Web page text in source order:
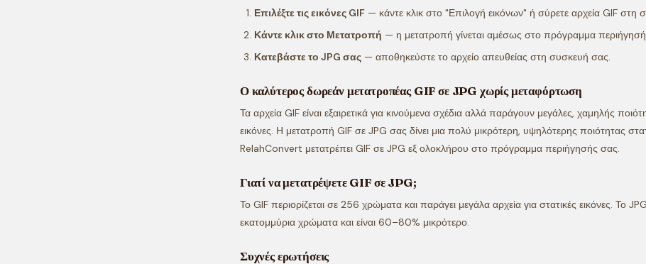
Επιλέξτε τις εικόνες GIF — κάντε κλικ στο "Επιλογή εικόνων" ή σύρετε αρχεία GIF στη
Κάντε κλικ στο Μετατροπή — η μετατροπή γίνεται αμέσως στο πρόγραμμα
Κατεβάστε το JPG σας — αποθηκεύστε το αρχείο απευθείας στη συσκευή σας.
Ο καλύτερος δωρεάν μετατροπέας GIF σε JPG χωρίς μεταφόρτωση
Τα αρχεία GIF είναι εξαιρετικά για κινούμενα σχέδια αλλά παράγουν μεγάλες, χαμηλής
εικόνες. Η μετατροπή GIF σε JPG σας δίνει μια πολύ μικρότερη, υψηλότερης ποιότητας
RelahConvert μετατρέπει GIF σε JPG εξ ολοκλήρου στο πρόγραμμα περιήγησής σας.
Γιατί να μετατρέψετε GIF σε JPG;
Το GIF περιορίζεται σε 256 χρώματα και παράγει μεγάλα αρχεία για στατικές εικόνες. Το
εκατομμύρια χρώματα και είναι 60–80% μικρότερο.
Συχνές ερωτήσεις